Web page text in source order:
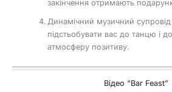
закінчення отримають
Динамічний музичний
підстьобувати вас до танцю і
атмосферу позитиву.
Відео “Bar Feast”